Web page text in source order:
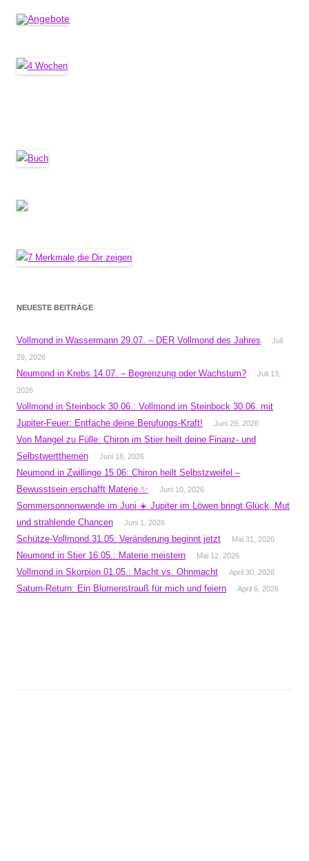
NEUESTE BEITRÄGE
Vollmond in Wassermann 29.07. – DER Vollmond des Jahres
Juli
29, 2026
Neumond in Krebs 14.07. – Begrenzung oder Wachstum?
Juli 13,
2026
Vollmond in Steinbock 30.06.: Vollmond im Steinbock 30.06. mit
Jupiter-Feuer: Entfache deine Berufungs-Kraft!
Juni 29, 2026
Von Mangel zu Fülle: Chiron im Stier heilt deine Finanz- und
Selbstwertthemen
Juni 18, 2026
Neumond in Zwillinge 15.06: Chiron heilt Selbstzweifel –
Bewusstsein erschafft Materie ✨
Juni 10, 2026
Sommersonnenwende im Juni ☀️ Jupiter im Löwen bringt Glück, Mut
und strahlende Chancen
Juni 1, 2026
Schütze-Vollmond 31.05: Veränderung beginnt jetzt Mai 31, 2026
Neumond in Stier 16.05.: Materie meistern Mai 12, 2026
Vollmond in Skorpion 01.05.: Macht vs. Ohnmacht April 30, 2026
Saturn-Return: Ein Blumenstrauß für mich und feiern April 6, 2026